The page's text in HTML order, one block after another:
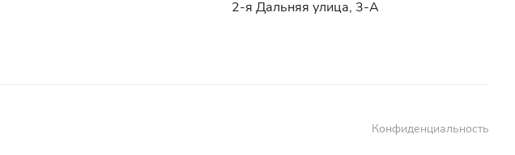
2-я Дальняя улица, 3-А
Конфиденциальность